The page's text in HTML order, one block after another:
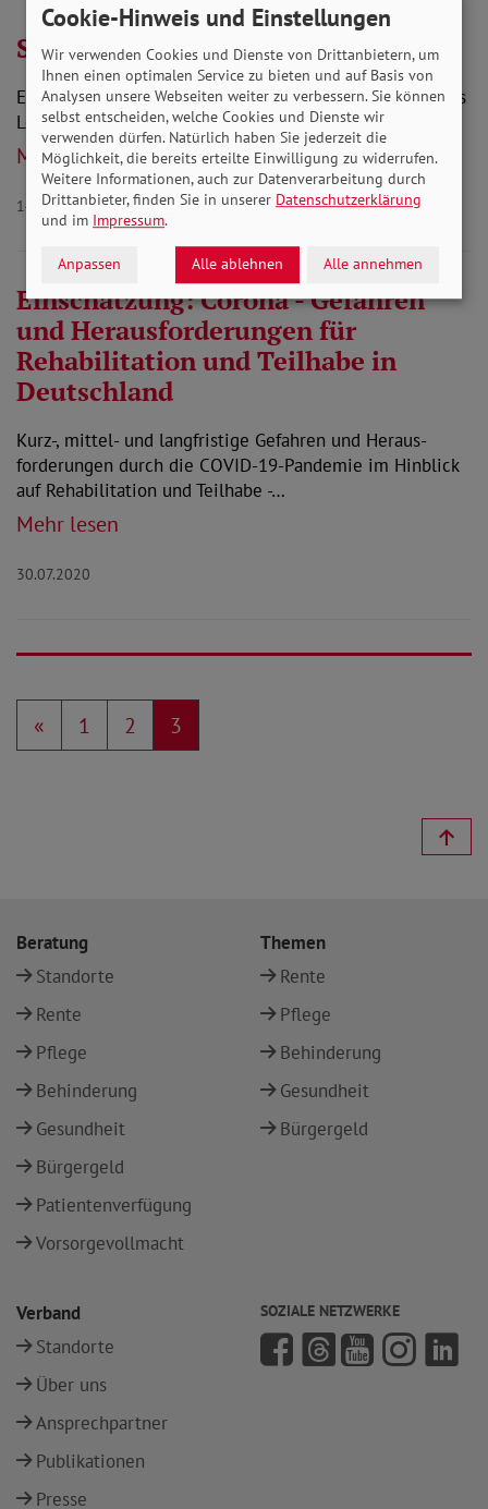
Sozialinfo: Erziehungsrente
Eine Hinterbliebenenrente als Beitrag zur Sicherung des
Lebensunterhalts
Mehr lesen
14.10.2020
Einschätzung: Corona - Gefahren
und Herausforderungen für
Rehabilitation und Teilhabe in
Deutschland
Kurz-, mittel- und langfristige Gefahren und Heraus-
forderungen durch die COVID-19-Pandemie im Hinblick
auf Rehabilitation und Teilhabe -…
Mehr lesen
30.07.2020
« 1 2 3
Beratung
Standorte
Rente
Pflege
Behinderung
Gesundheit
Bürgergeld
Patientenverfügung
Vorsorgevollmacht
Themen
Rente
Pflege
Behinderung
Gesundheit
Bürgergeld
Verband
Standorte
Über uns
Ansprechpartner
Publikationen
Presse
SOZIALE NETZWERKE
Cookie-Hinweis und Einstellungen
Wir verwenden Cookies und Dienste von Drittanbietern, um
Ihnen einen optimalen Service zu bieten und auf Basis von
Analysen unsere Webseiten weiter zu verbessern. Sie können
selbst entscheiden, welche Cookies und Dienste wir
verwenden dürfen. Natürlich haben Sie jederzeit die
Möglichkeit, die bereits erteilte Einwilligung zu widerrufen.
Weitere Informationen, auch zur Datenverarbeitung durch
Drittanbieter, finden Sie in unserer Datenschutzerklärung
und im Impressum.
Anpassen Alle ablehnen Alle annehmen